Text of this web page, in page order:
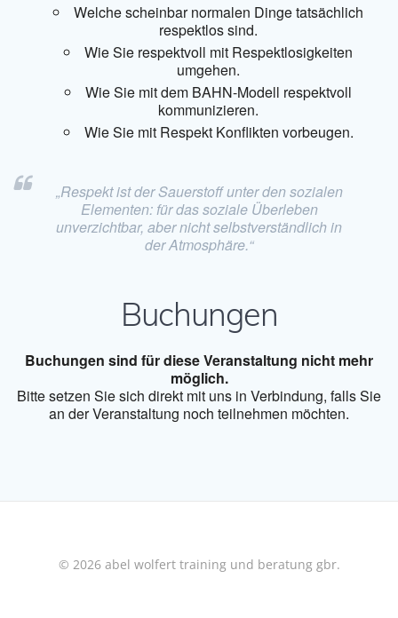
Welche scheinbar normalen Dinge tatsächlich
respektlos sind.
Wie Sie respektvoll mit Respektlosigkeiten
umgehen.
Wie Sie mit dem BAHN-Modell respektvoll
kommunizieren.
Wie Sie mit Respekt Konflikten vorbeugen.
„Respekt ist der Sauerstoff unter den sozialen
Elementen: für das soziale Überleben
unverzichtbar, aber nicht selbstverständlich in
der Atmosphäre.“
Buchungen
Buchungen sind für diese Veranstaltung nicht mehr
möglich.
Bitte setzen Sie sich direkt mit uns in Verbindung, falls Sie
an der Veranstaltung noch teilnehmen möchten.
© 2026 abel wolfert training und beratung gbr.